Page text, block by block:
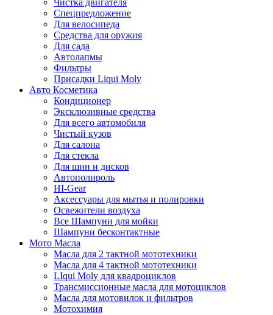
Чистка двигателя
Спецпредложение
Для велосипеда
Средства для оружия
Для сада
Автолапмы
Фильтры
Присадки Liqui Moly
Авто Косметика
Кондиционер
Эксклюзивные средства
Для всего автомобиля
Чистый кузов
Для салона
Для стекла
Для шин и дисков
Автополироль
HI-Gear
Аксессуары для мытья и полировки
Освежители воздуха
Все Шампуни для мойки
Шампуни бесконтактные
Мото Масла
Масла для 2 тактной мототехники
Масла для 4 тактной мототехники
LIqui Moly для квадроциклов
Трансмиссионные масла для мотоциклов
Масла для мотовилок и фильтров
Мотохимия